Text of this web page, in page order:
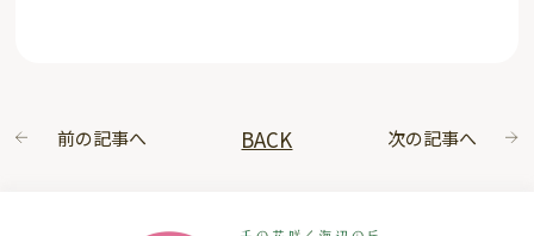
前の記事へ BACK 次の記事へ